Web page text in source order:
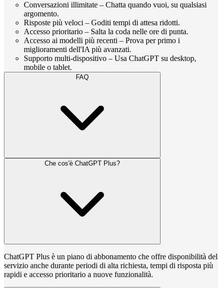
Conversazioni illimitate – Chatta quando vuoi, su qualsiasi
argomento.
Risposte più veloci – Goditi tempi di attesa ridotti.
Accesso prioritario – Salta la coda nelle ore di punta.
Accesso ai modelli più recenti – Prova per primo i
miglioramenti dell'IA più avanzati.
Supporto multi-dispositivo – Usa ChatGPT su desktop,
mobile o tablet.
FAQ
Che cos'è ChatGPT Plus?
ChatGPT Plus è un piano di abbonamento che offre disponibilità del
servizio anche durante periodi di alta richiesta, tempi di risposta più
rapidi e accesso prioritario a nuove funzionalità.